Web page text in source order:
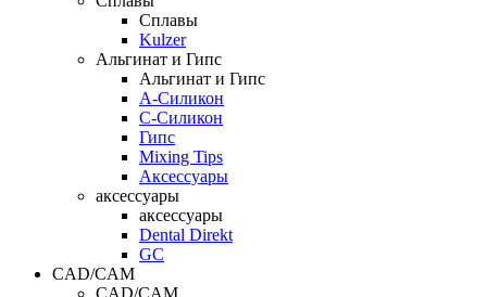
Сплавы
Kulzer
Альгинат и Гипс
Альгинат и Гипс
A-Силикон
C-Силикон
Гипс
Mixing Tips
Аксессуары
аксессуары
аксессуары
Dental Direkt
GC
CAD/CAM
CAD/CAM